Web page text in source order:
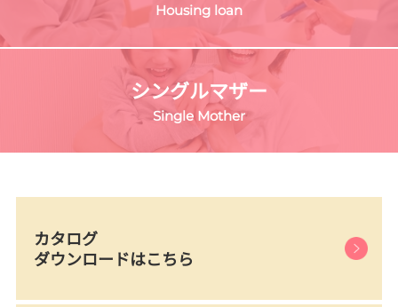
Housing loan
シングルマザー
Single Mother
カタログ
ダウンロードはこちら